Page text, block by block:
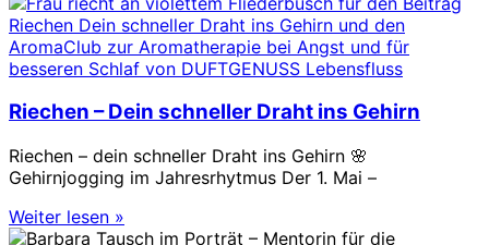
Riechen – Dein schneller Draht ins Gehirn
Riechen – dein schneller Draht ins Gehirn 🌸
Gehirnjogging im Jahresrhytmus Der 1. Mai –
Weiter lesen »